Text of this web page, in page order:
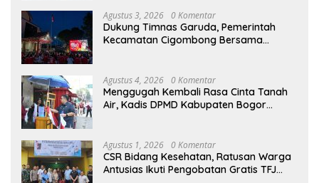
Agustus 3, 2026 0 Komentar
Dukung Timnas Garuda, Pemerintah
Kecamatan Cigombong Bersama
Agustus 4, 2026 0 Komentar
Menggugah Kembali Rasa Cinta Tanah
Air, Kadis DPMD Kabupaten Bogor
Masyarakat Dan Pengguna Jalan.
Agustus 1, 2026 0 Komentar
CSR Bidang Kesehatan, Ratusan Warga
Antusias Ikuti Pengobatan Gratis TFJ